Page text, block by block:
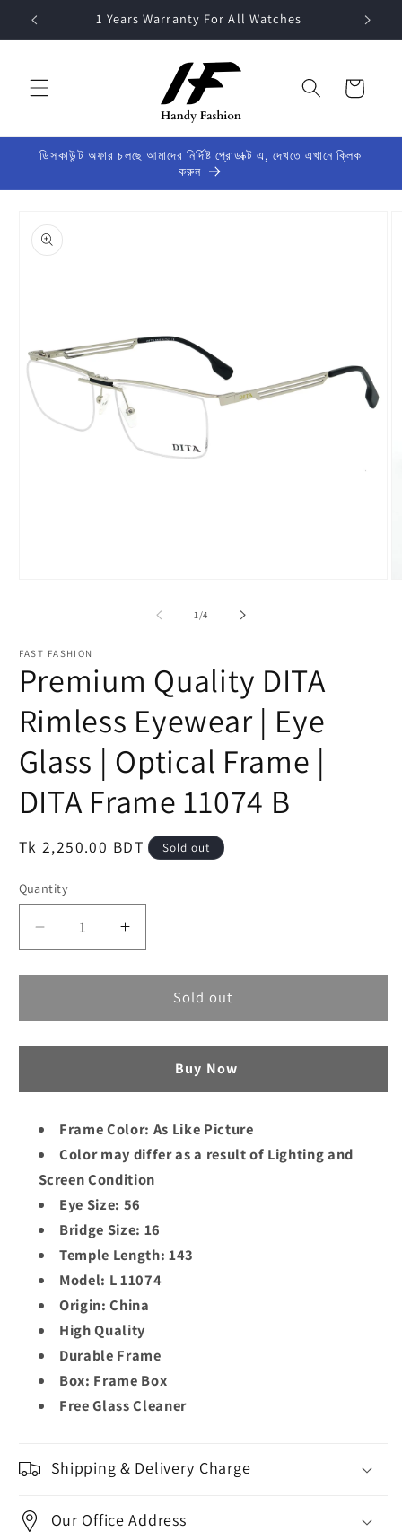
Skip to
content
1 Years Warranty For All Watches
Cart
ডিসকাউন্ট অফার চলছে আমাদের নির্দিষ্ট প্রোডাক্ট এ, দেখতে এখানে ক্লিক
করুন
product
information
1/of
4
FAST FASHION
Premium Quality DITA
Rimless Eyewear | Eye
Glass | Optical Frame |
DITA Frame 11074 B
Regular
Tk 2,250.00 BDT Sold out
Quantity
Decrease
quantity
for
Quality
Eye
Glass
|
Optical
Frame
|
Frame
11074
B
Increase
quantity
for
Premium
Quality
Rimless
Eyewear
Eye
Glass
|
Optical
Frame
|
DITA
Frame
11074
B
Sold out
Buy Now
Frame Color: As Like Picture
Color may differ as a result of Lighting and
Screen Condition
Eye Size: 56
Bridge Size: 16
Temple Length: 143
Model: L 11074
Origin: China
High Quality
Durable Frame
Box: Frame Box
Free Glass Cleaner
Shipping & Delivery Charge
Our Office Address